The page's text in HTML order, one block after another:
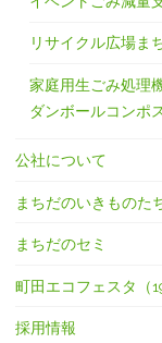
リサイクル広場ま
家庭用生ごみ処理
ダンボールコンポ
公社について
まちだのいきものた
まちだのセミ
町田エコフェスタ（
採用情報